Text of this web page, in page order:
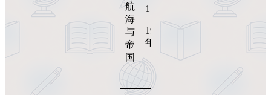
航
海
与
帝
国
1500
–
1900
年
东印